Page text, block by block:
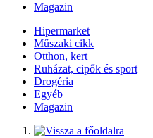
Magazin
Hipermarket
Műszaki cikk
Otthon, kert
Ruházat, cipők és sport
Drogéria
Egyéb
Magazin